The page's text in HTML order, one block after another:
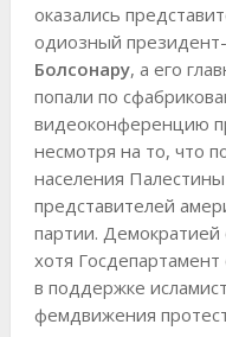
оказались
одиозный
Болсонару, а его
попали по
видеоконференцию
несмотря на то, что
населения
представителей
партии.
хотя
в поддержке
фемдвижения